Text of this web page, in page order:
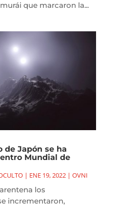
que marcaron la...
de Japón se ha
Mundial de
| ENE 19, 2022| OVNI
los
incrementaron,